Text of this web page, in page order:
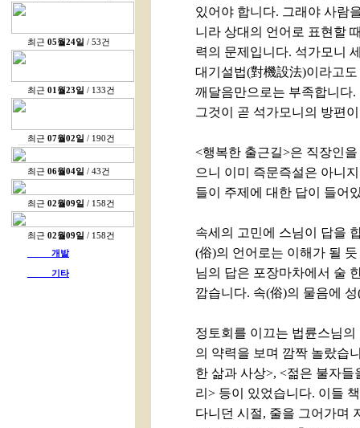
최근 05월24일 / 53건
최근 01월23일 / 133건
최근 07월02일 / 190건
최근 06월04일 / 43건
최근 02월09일 / 158건
최근 02월09일 / 158건
개발
기타
있어야 합니다. 그래야 사람
니라 상대의 언어로 표현할
력의 문제입니다. 석가모니
대기설법(對機設法)이라고
깨달음만으로는 부족합니다
그것이 곧 석가모니의 방편
<행복한 출근길>은 직장인
으니 이미 즉문즉설은 아니
들이 주제에 대한 답이 들어
속세의 고민에 스님이 답을
(俗)의 언어로는 이해가 될
님의 답은 포장마차에서 술
깝습니다. 속(俗)의 물음에
정토회를 이끄는 법륜스님
의 약력을 보며 깜짝 놀랐습
한 삶과 사상>, <젊은 불자
리> 등이 있었습니다. 이들
다니던 시절, 줄을 그어가며